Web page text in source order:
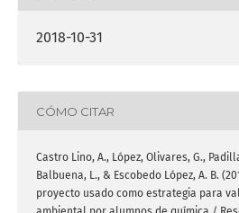
2018-10-31
CÓMO CITAR
Castro Lino, A., López, Olivares, G.,
Balbuena, L., & Escobedo López, A. B.
proyecto usado como estrategia para